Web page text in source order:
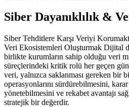
Siber Dayanıklılık &
Siber Tehditlere Karşı Veriyi
Veri Ekosistemleri Oluşturmak Dijital
birlikte kurumların sahip olduğu veri
süreçlerindeki kritik rolü her geçen
veri, yalnızca saklanması gereken bir
operasyonlarını sürdürebilmesini,
yönetebilmesini ve rekabet avantajı
stratejik bir değerdir.